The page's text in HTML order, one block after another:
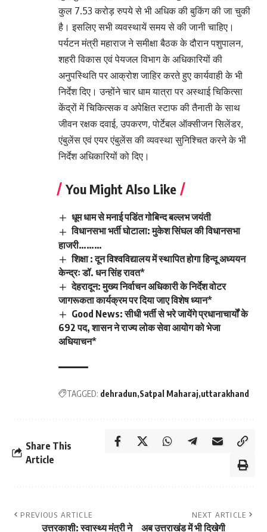
कुल 7.53 करोड़ रुपये से भी अधिक की बुकिंग की जा चुकी
है। इसलिए सभी व्यवस्थायें समय से की जानी चाहिए।
पर्यटन मंत्री महाराज ने समीक्षा बैठक के दौरान पशुपालन,
शहरी विकास एवं पेयजल विभाग के अधिकारियों की
अनुपस्थिति पर आक्रोश जाहिर करते हुए कार्यवाही के भी
निर्देश दिए। उन्होंने चार धाम यात्रा पर अस्थाई चिकित्सा
केंद्रों में चिकित्सक व अपेक्षित स्टाफ की तैनाती के साथ
जीवन रक्षक दवाई, उपकरण, पोर्टेबल ऑक्सीजन सिलेंडर,
एंबुलेंस एवं एयर एंबुलेंस की व्यवस्था सुनिश्चित करने के भी
निर्देश अधिकारियों को दिए।
You Might Also Like
धूम धाम से मनाई पडिंत गोबिन्द बल्लभ जयंती
विधानसभा भर्ती घोटाला: मुकेश सिंघल की विधानसभा
हाजरी………
शिक्षा : दून विश्वविद्यालय में स्थापित होगा हिन्दू अध्ययन
केन्द्रः डॉ. धन सिंह रावत*
देहरादून: मुख्य निर्वाचन अधिकारी के निर्देश वोटर
जागरूकता कार्यक्रम पर दिया जाए विशेष ध्यान*
Good News: सीधी भर्ती से भरे जायेंगे प्रधानाचार्यों के
692 पद, शासन ने राज्य लोक सेवा आयोग को भेजा
अधियाचन*
TAGGED: dehradun Satpal Maharaj uttarakhand
Share This
Article
PREVIOUS ARTICLE
उत्तरकाशी: स्वास्थ्य मंत्री ने
NEXT ARTICLE
अब उत्तराखंड में भी दिखेगी